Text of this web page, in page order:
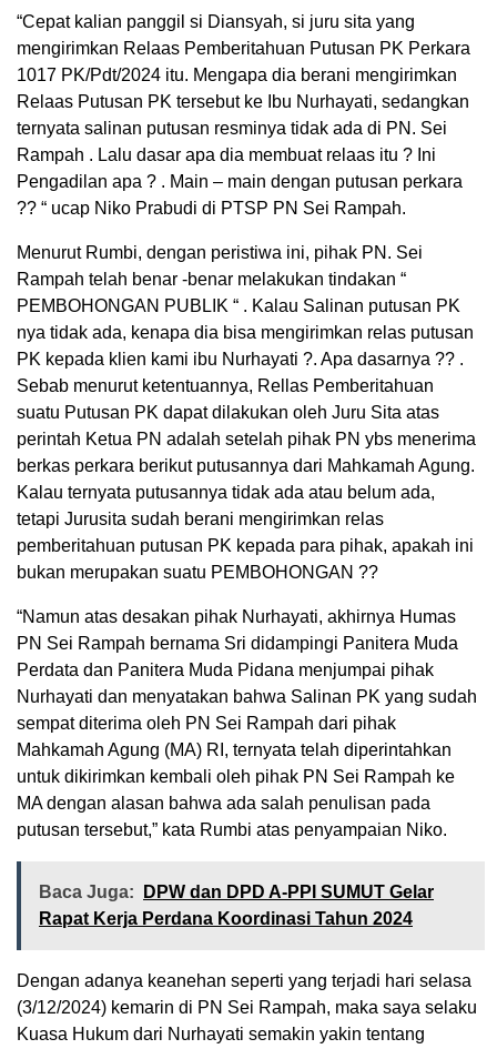
“Cepat kalian panggil si Diansyah, si juru sita yang
mengirimkan Relaas Pemberitahuan Putusan PK Perkara
1017 PK/Pdt/2024 itu. Mengapa dia berani mengirimkan
Relaas Putusan PK tersebut ke Ibu Nurhayati, sedangkan
ternyata salinan putusan resminya tidak ada di PN. Sei
Rampah . Lalu dasar apa dia membuat relaas itu ? Ini
Pengadilan apa ? . Main – main dengan putusan perkara
?? “ ucap Niko Prabudi di PTSP PN Sei Rampah.
Menurut Rumbi, dengan peristiwa ini, pihak PN. Sei
Rampah telah benar -benar melakukan tindakan “
PEMBOHONGAN PUBLIK “ . Kalau Salinan putusan PK
nya tidak ada, kenapa dia bisa mengirimkan relas putusan
PK kepada klien kami ibu Nurhayati ?. Apa dasarnya ?? .
Sebab menurut ketentuannya, Rellas Pemberitahuan
suatu Putusan PK dapat dilakukan oleh Juru Sita atas
perintah Ketua PN adalah setelah pihak PN ybs menerima
berkas perkara berikut putusannya dari Mahkamah Agung.
Kalau ternyata putusannya tidak ada atau belum ada,
tetapi Jurusita sudah berani mengirimkan relas
pemberitahuan putusan PK kepada para pihak, apakah ini
bukan merupakan suatu PEMBOHONGAN ??
“Namun atas desakan pihak Nurhayati, akhirnya Humas
PN Sei Rampah bernama Sri didampingi Panitera Muda
Perdata dan Panitera Muda Pidana menjumpai pihak
Nurhayati dan menyatakan bahwa Salinan PK yang sudah
sempat diterima oleh PN Sei Rampah dari pihak
Mahkamah Agung (MA) RI, ternyata telah diperintahkan
untuk dikirimkan kembali oleh pihak PN Sei Rampah ke
MA dengan alasan bahwa ada salah penulisan pada
putusan tersebut,” kata Rumbi atas penyampaian Niko.
Baca Juga:
DPW dan DPD A-PPI SUMUT Gelar
Rapat Kerja Perdana Koordinasi Tahun 2024
Dengan adanya keanehan seperti yang terjadi hari selasa
(3/12/2024) kemarin di PN Sei Rampah, maka saya selaku
Kuasa Hukum dari Nurhayati semakin yakin tentang